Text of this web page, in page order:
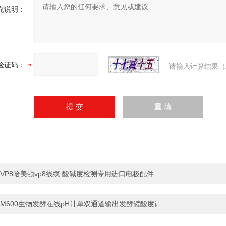
说明：
证码： 请输入计算结果
VP8哈美顿vp8线缆 酸碱度检测专用进口电极配件
M600生物发酵在线pH计单双通道输出发酵罐酸度计